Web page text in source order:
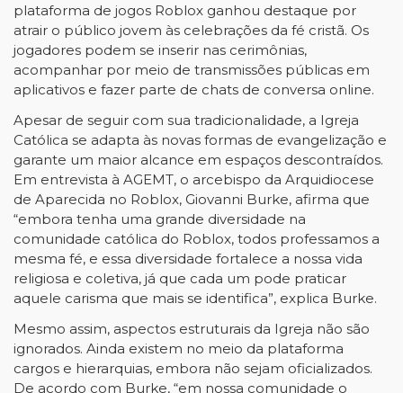
plataforma de jogos Roblox ganhou destaque por
atrair o público jovem às celebrações da fé cristã. Os
jogadores podem se inserir nas cerimônias,
acompanhar por meio de transmissões públicas em
aplicativos e fazer parte de chats de conversa online.
Apesar de seguir com sua tradicionalidade, a Igreja
Católica se adapta às novas formas de evangelização e
garante um maior alcance em espaços descontraídos.
Em entrevista à AGEMT, o arcebispo da Arquidiocese
de Aparecida no Roblox, Giovanni Burke, afirma que
“embora tenha uma grande diversidade na
comunidade católica do Roblox, todos professamos a
mesma fé, e essa diversidade fortalece a nossa vida
religiosa e coletiva, já que cada um pode praticar
aquele carisma que mais se identifica”, explica Burke.
Mesmo assim, aspectos estruturais da Igreja não são
ignorados. Ainda existem no meio da plataforma
cargos e hierarquias, embora não sejam oficializados.
De acordo com Burke, “em nossa comunidade o